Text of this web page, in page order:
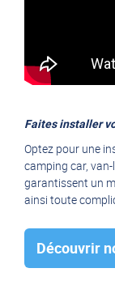
Faites installer
Optez pour une
camping car,
garantissent un
ainsi toute
Découvrir